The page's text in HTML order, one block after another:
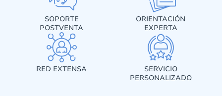
SOPORTE
POSTVENTA
ORIENTACIÓN
EXPERTA
RED EXTENSA
SERVICIO
PERSONALIZADO